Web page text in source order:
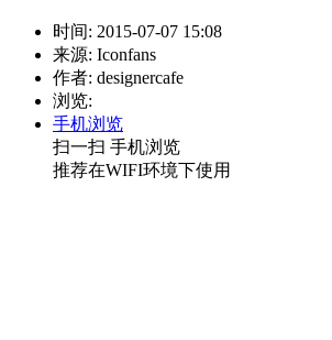
时间: 2015-07-07 15:08
来源: Iconfans
作者: designercafe
浏览:
手机浏览
扫一扫 手机浏览
推荐在WIFI环境下使用